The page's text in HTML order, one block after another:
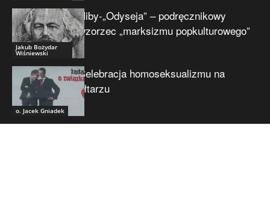
Jakub Bożydar
Wiśniewski
Niby-„Odyseja” – podręcznikowy
wzorzec „marksizmu popkulturowego”
o. Jacek Gniadek
Celebracja homoseksualizmu na
ołtarzu